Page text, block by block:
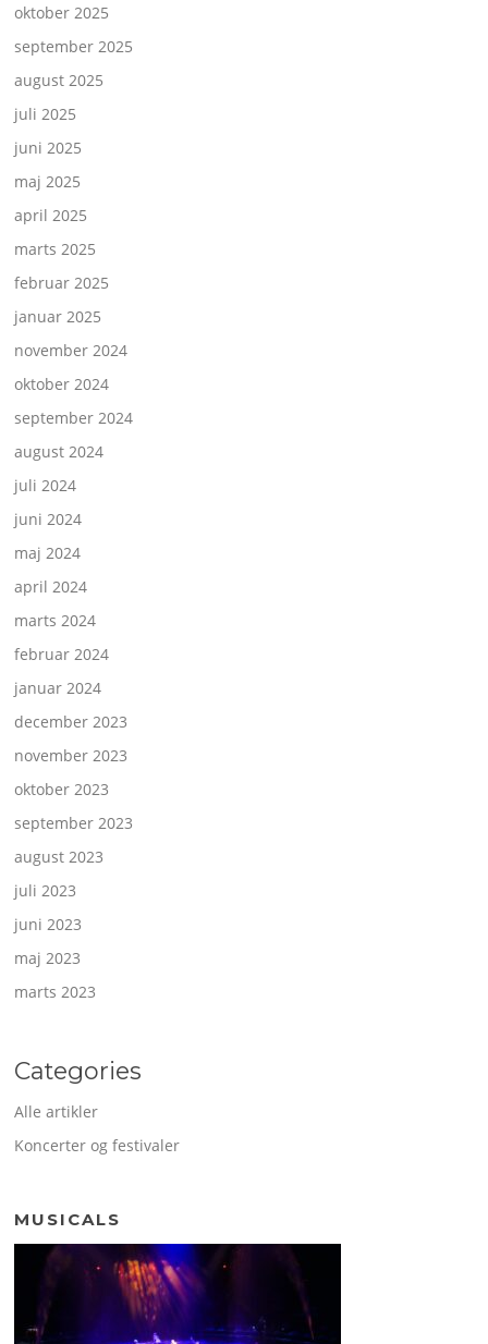
oktober 2025
september 2025
august 2025
juli 2025
juni 2025
maj 2025
april 2025
marts 2025
februar 2025
januar 2025
november 2024
oktober 2024
september 2024
august 2024
juli 2024
juni 2024
maj 2024
april 2024
marts 2024
februar 2024
januar 2024
december 2023
november 2023
oktober 2023
september 2023
august 2023
juli 2023
juni 2023
maj 2023
marts 2023
Categories
Alle artikler
Koncerter og festivaler
MUSICALS